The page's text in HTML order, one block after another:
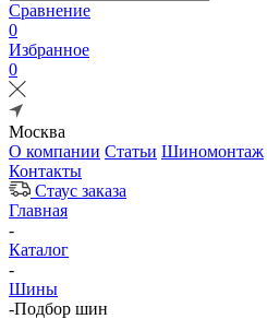
Сравнение
0
Избранное
0
Москва
О компании Статьи Шиномонтаж
Контакты
Стаус заказа
Главная
-
Каталог
-
Шины
-Подбор шин